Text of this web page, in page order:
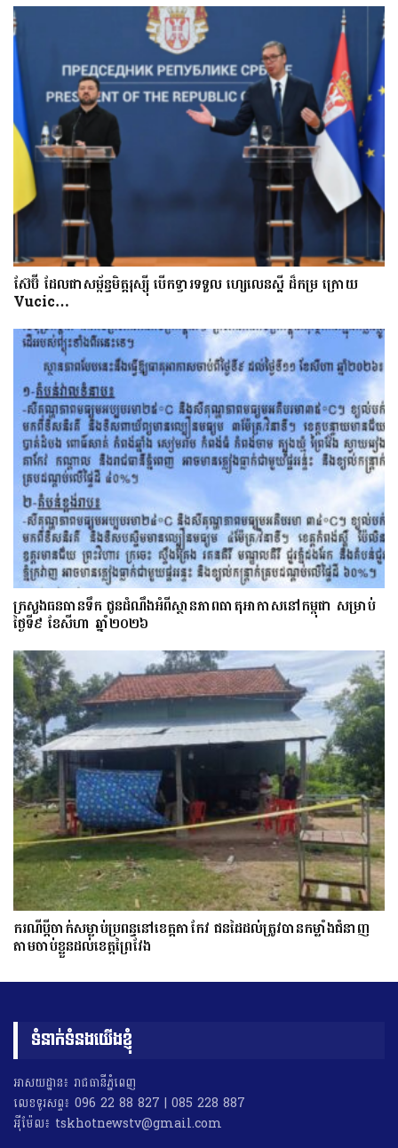
ស៊ែប៊ី​ ដែល​ជា​សម្ព័ន្ធមិត្តរុស្ស៊ី បើក​ទ្វារទទួល​ ហ្សេលេនស្គី​​ ដ៏​កម្រ ក្រោយ
Vucic…
ក្រសួងធនធានទឹក ជូនដំណឹងអំពីស្ថានភាពធាតុអាកាសនៅកម្ពុជា សម្រាប់
ថ្ងៃទី៩ ខែសីហា ឆ្នាំ២០២៦
ករណីប្ដីចាក់សម្លាប់ប្រពន្ធនៅខេត្តតាកែវ ជនដៃដល់ត្រូវបានកម្លាំងជំនាញ
តាមចាប់ខ្លួនដល់ខេត្តព្រៃវែង
ទំនាក់ទំនងយើងខ្ញុំ
អាសយដ្ឋាន៖ រាជធានីភ្នំពេញ
លេខទូរសព្ទ៖ 096 22 88 827 | 085 228 887
អុីម៉ែល៖ tskhotnewstv@gmail.com